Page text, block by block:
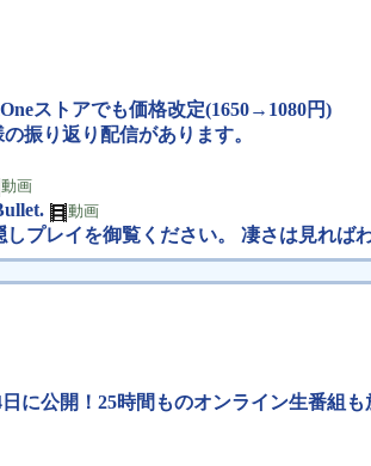
ストアでも価格改定(1650→1080円)
振り返り配信があります。
動画
動画
しプレイを御覧ください。 凄さは見れば
に公開！25時間ものオンライン生番組も